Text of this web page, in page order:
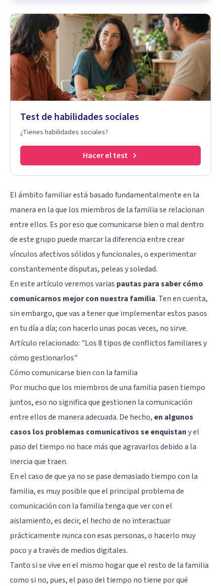
Test de habilidades sociales
¿Tienes habilidades sociales?
Hacer el test
El ámbito familiar está basado fundamentalmente en la
manera en la que los miembros de la familia se relacionan
entre ellos. Es por eso que comunicarse bien o mal dentro
de este grupo puede marcar la diferencia entre crear
vínculos afectivos sólidos y funcionales, o experimentar
constantemente disputas, peleas y soledad.
En este artículo veremos varias pautas para saber cómo
comunicarnos mejor con nuestra familia. Ten en cuenta,
sin embargo, que vas a tener que implementar estos pasos
en tu día a día; con hacerlo unas pocas veces, no sirve.
Artículo relacionado: "Los 8 tipos de conflictos familiares y
cómo gestionarlos"
Cómo comunicarse bien con la familia
Por mucho que los miembros de una familia pasen tiempo
juntos, eso no significa que gestionen la comunicación
entre ellos de manera adecuada. De hecho, en algunos
casos los problemas comunicativos se enquistany el
paso del tiempo no hace más que agravarlos debido a la
inercia que traen.
En el caso de que ya no se pase demasiado tiempo con la
familia, es muy posible que el principal problema de
comunicación con la familia tenga que ver con el
aislamiento, es decir, el hecho de no interactuar
prácticamente nunca con esas personas, o hacerlo muy
poco y a través de medios digitales.
Tanto si se vive en el mismo hogar que el resto de la familia
como si no, pues, el paso del tiempo no tiene por qué